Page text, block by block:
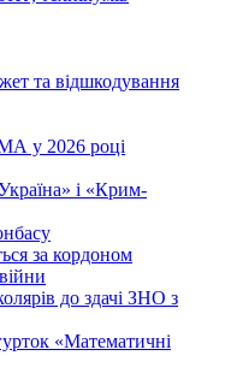
та відшкодування
у 2026 році
і «Крим-
за кордоном
до здачі ЗНО з
«Математичні